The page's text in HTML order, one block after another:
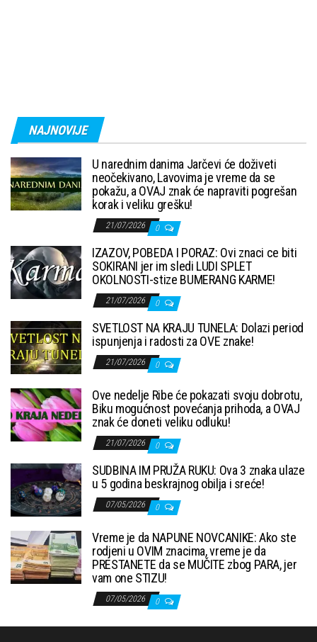
NAJNOVIJE
U narednim danima Jarčevi će doživeti
neočekivano, Lavovima je vreme da se
pokažu, a OVAJ znak će napraviti pogrešan
korak i veliku grešku!
21/07/2026 0
IZAZOV, POBEDA I PORAZ: Ovi znaci ce biti
SOKIRANI jer im sledi LUDI SPLET
OKOLNOSTI-stize BUMERANG KARME!
21/07/2026 0
SVETLOST NA KRAJU TUNELA: Dolazi period
ispunjenja i radosti za OVE znake!
21/07/2026 0
Ove nedelje Ribe će pokazati svoju dobrotu,
Biku mogućnost povećanja prihoda, a OVAJ
znak će doneti veliku odluku!
21/07/2026 0
SUDBINA IM PRUŽA RUKU: Ova 3 znaka ulaze
u 5 godina beskrajnog obilja i sreće!
07/05/2026 0
Vreme je da NAPUNE NOVCANIKE: Ako ste
rodjeni u OVIM znacima, vreme je da
PRESTANETE da se MUČITE zbog PARA, jer
vam one STIZU!
07/05/2026 0